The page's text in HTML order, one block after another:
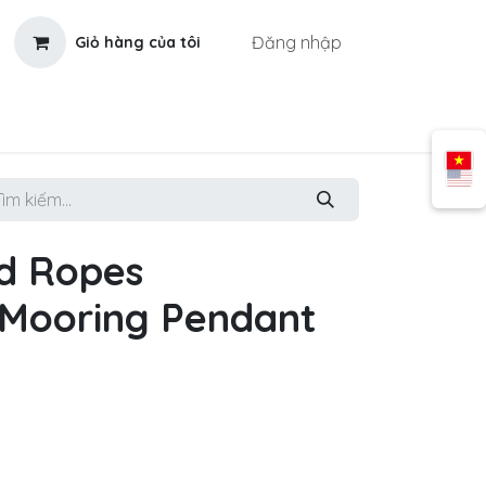
Giỏ hàng của tôi Đăng nhập
Ropes
Pendant